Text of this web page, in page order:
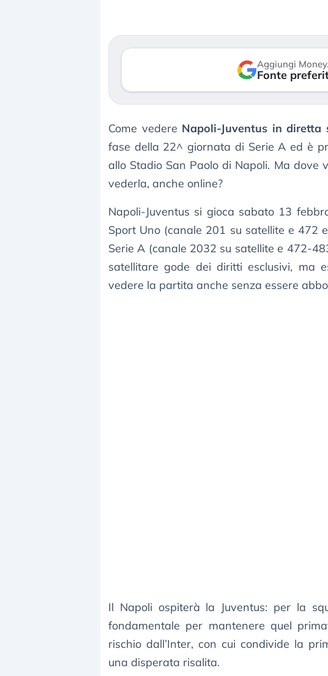
Aggiungi
Fonte
Come vedere Napoli-Juventus in diretta
fase della 22^ giornata di Serie A ed è
allo Stadio San Paolo di Napoli. Ma dove
vederla, anche online?
Napoli-Juventus si gioca sabato 13
Sport Uno (canale 201 su satellite e 472
Serie A (canale 2032 su satellite e 472-
satellitare gode dei diritti esclusivi, ma
vedere la partita anche senza essere
Il Napoli ospiterà la Juventus: per la
fondamentale per mantenere quel
rischio dall’Inter, con cui condivide la
una disperata risalita.
mostrando segni di stanchezza
verso le (…)